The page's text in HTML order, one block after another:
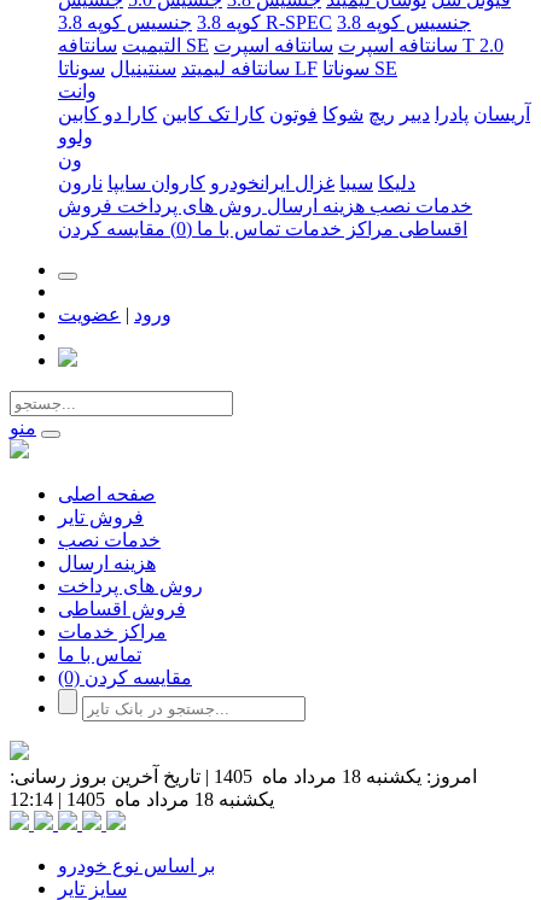
کوپه 3.8 جنسیس کوپه 3.8 R-SPEC جنسیس کوپه 3.8
التیمیت سانتافه SE سانتافه اسپرت سانتافه اسپرت T 2.0
سانتافه لیمیتد سنتینیال سوناتا LF
سوناتا SE
وانت
آریسان پادرا دییر ریچ شوکا فوتون کارا تک کابین کارا دو کابین
ولوو
ون
دلیکا سیبا غزال ایرانخودرو کاروان سایپا نارون
خدمات نصب هزینه ارسال روش های پرداخت فروش
اقساطی مراکز خدمات تماس با ما (0) مقایسه کردن
ورود | عضویت
منو
صفحه اصلی
فروش تایر
خدمات نصب
هزینه ارسال
روش های پرداخت
فروش اقساطی
مراکز خدمات
تماس با ما
(0) مقایسه کردن
امروز: یکشنبه 18 مرداد ماه 1405 | تاریخ آخرین بروز رسانی:
یکشنبه 18 مرداد ماه 1405
|
12:14
بر اساس نوع خودرو
سایز تایر